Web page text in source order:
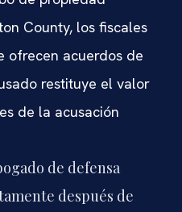
County, los fiscales
ofrecen acuerdos de
restituye el valor
de la acusación
de defensa
después de